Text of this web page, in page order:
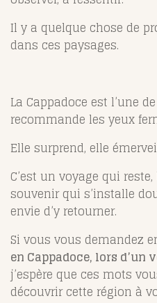
Il y a quelque chose de
dans ces paysages.
La Cappadoce est l’une
recommande les yeux
Elle surprend, elle
C’est un voyage qui
souvenir qui s’installe
envie d’y retourner.
Si vous vous demandez
en Cappadoce, lors d’un
j’espère que ces mots
découvrir cette région à